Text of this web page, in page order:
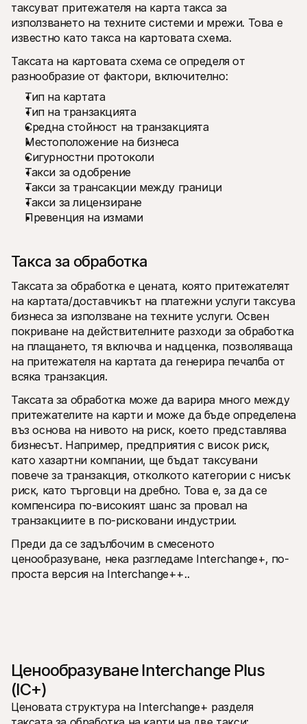
таксуват притежателя на карта такса за
използването на техните системи и мрежи. Това е
известно като такса на картовата схема.
Таксата на картовата схема се определя от
разнообразие от фактори, включително:
Тип на картата
Тип на транзакцията
Средна стойност на транзакцията
Местоположение на бизнеса
Сигурностни протоколи
Такси за одобрение
Такси за трансакции между граници
Такси за лицензиране
Превенция на измами
Такса за обработка
Таксата за обработка е цената, която притежателят
на картата/доставчикът на платежни услуги таксува
бизнеса за използване на техните услуги. Освен
покриване на действителните разходи за обработка
на плащането, тя включва и надценка, позволяваща
на притежателя на картата да генерира печалба от
всяка транзакция.
Таксата за обработка може да варира много между
притежателите на карти и може да бъде определена
въз основа на нивото на риск, което представлява
бизнесът. Например, предприятия с висок риск,
като хазартни компании, ще бъдат таксувани
повече за транзакция, отколкото категории с нисък
риск, като търговци на дребно. Това е, за да се
компенсира по-високият шанс за провал на
транзакциите в по-рисковани индустрии.
Преди да се задълбочим в смесеното
ценообразуване, нека разгледаме Interchange+‚ по-
проста версия на Interchange++..
Ценообразуване Interchange Plus
(IC+)
Ценовата структура на Interchange+ разделя